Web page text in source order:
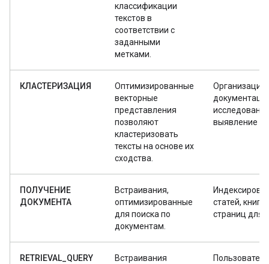
классификации
текстов в
соответствии с
заданными
метками.
КЛАСТЕРИЗАЦИЯ
Оптимизированные
векторные
представления
позволяют
кластеризовать
тексты на основе их
сходства.
Организация
выявление
ПОЛУЧЕНИЕ
ДОКУМЕНТА
Встраивания,
оптимизированные
для поиска по
документам.
статей, книг
страниц для
RETRIEVAL_QUERY
Встраивания